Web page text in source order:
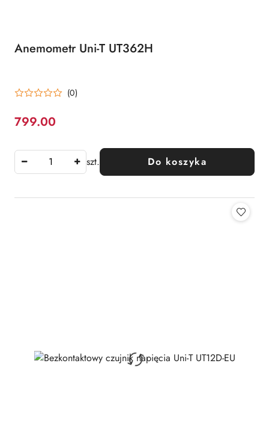
Anemometr Uni-T UT362H
(0)
Cena:
799.00
szt. Do koszyka